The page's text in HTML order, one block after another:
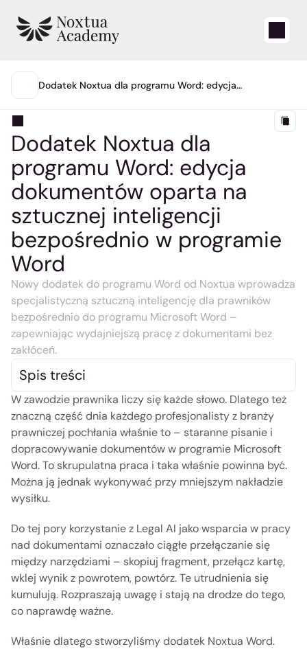
Start
GŁÓWNA
Artykuły pomocy technicznej
Blog
Aktualizacje produktów
Wsparcie
Zaloguj się
Dodatek Noxtua dla programu Word: edycja
Dodatek Noxtua dla
programu Word: edycja
dokumentów oparta na
sztucznej inteligencji
bezpośrednio w programie
Word
Nowy dodatek do programu Word od Noxtua wprowadza
specjalistyczną sztuczną inteligencję dla prawników
bezpośrednio do programu Microsoft Word –
zapewniając wydajniejszą pracę z dokumentami bez
zakłóceń.
W zawodzie prawnika liczy się każde słowo. Dlatego też
znaczną część dnia każdego profesjonalisty z branży
prawniczej pochłania właśnie to – staranne pisanie i
dopracowywanie dokumentów w programie Microsoft
Word. To skrupulatna praca i taka właśnie powinna być.
Można ją jednak wykonywać przy mniejszym nakładzie
wysiłku.
Do tej pory korzystanie z Legal AI jako wsparcia w pracy
nad dokumentami oznaczało ciągłe przełączanie się
między narzędziami – skopiuj fragment, przełącz kartę,
wklej wynik z powrotem, powtórz. Te utrudnienia się
kumulują. Rozpraszają uwagę i stają na drodze do tego,
co naprawdę ważne.
Właśnie dlatego stworzyliśmy dodatek Noxtua Word.
Spis treści